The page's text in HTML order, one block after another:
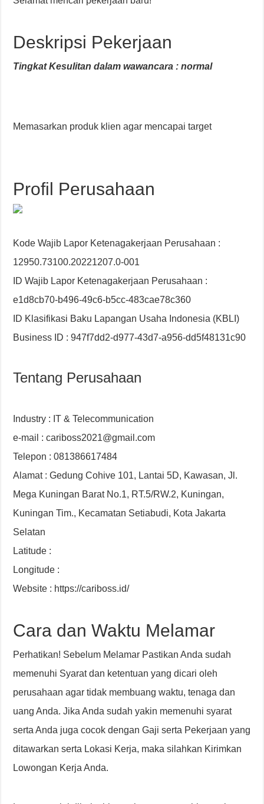
Deskripsi Pekerjaan
Tingkat Kesulitan dalam wawancara : normal
Memasarkan produk klien agar mencapai target
Profil Perusahaan
Kode Wajib Lapor Ketenagakerjaan Perusahaan :
12950.73100.20221207.0-001
ID Wajib Lapor Ketenagakerjaan Perusahaan :
e1d8cb70-b496-49c6-b5cc-483cae78c360
ID Klasifikasi Baku Lapangan Usaha Indonesia (KBLI)
Business ID : 947f7dd2-d977-43d7-a956-dd5f48131c90
Tentang Perusahaan
Industry : IT & Telecommunication
e-mail : cariboss2021@gmail.com
Telepon : 081386617484
Alamat : Gedung Cohive 101, Lantai 5D, Kawasan, Jl.
Mega Kuningan Barat No.1, RT.5/RW.2, Kuningan,
Kuningan Tim., Kecamatan Setiabudi, Kota Jakarta
Selatan
Latitude :
Longitude :
Website : https://cariboss.id/
Cara dan Waktu Melamar
Perhatikan! Sebelum Melamar Pastikan Anda sudah
memenuhi Syarat dan ketentuan yang dicari oleh
perusahaan agar tidak membuang waktu, tenaga dan
uang Anda. Jika Anda sudah yakin memenuhi syarat
serta Anda juga cocok dengan Gaji serta Pekerjaan yang
ditawarkan serta Lokasi Kerja, maka silahkan Kirimkan
Lowongan Kerja Anda.